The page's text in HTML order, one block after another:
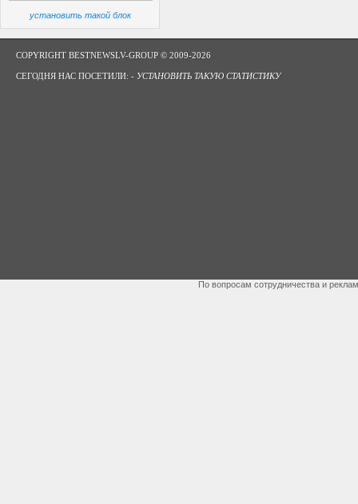
установить такой блок
COPYRIGHT BESTNEWSLV-GROUP © 2009-2026
СЕГОДНЯ НАС ПОСЕТИЛИ: - УСТАНОВИТЬ ТАКУЮ СТАТИСТИКУ
По вопросам сотрудничества и